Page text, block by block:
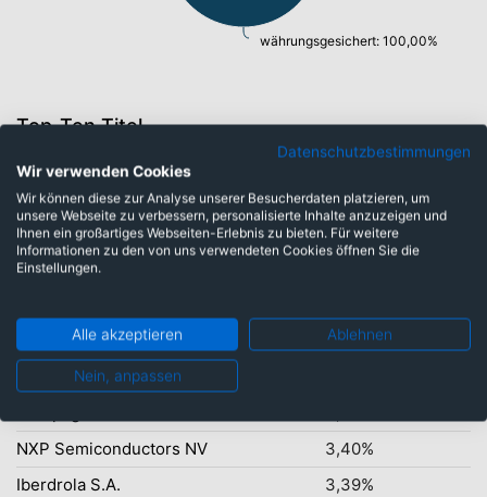
währungsgesichert: 100,00%
Top-Ten Titel
Broadcom Inc.
6,18%
Applied Materials Inc.
5,87%
Infineon Technologies AG
4,69%
Marvell Technology Inc.
Builders Firstsource Inc.
3,63%
Xcel Energy Inc.
NXP Semiconductors NV
3,40%
Iberdrola S.A.
3,39%
Datenschutzbestimmungen
Wir verwenden Cookies
Wir können diese zur Analyse unserer Besucherdaten platzieren, um
unsere Webseite zu verbessern, personalisierte Inhalte anzuzeigen und
Ihnen ein großartiges Webseiten-Erlebnis zu bieten. Für weitere
Informationen zu den von uns verwendeten Cookies öffnen Sie die
Einstellungen.
Alle akzeptieren Ablehnen
Nein, anpassen